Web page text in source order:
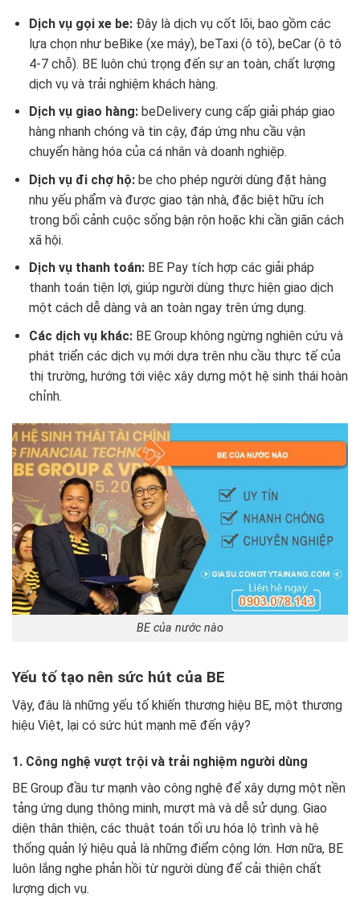
Dịch vụ gọi xe be:Đây là dịch vụ cốt lõi, bao gồm các
lựa chọn như beBike (xe máy), beTaxi (ô tô), beCar (ô tô
4-7 chỗ). BE luôn chú trọng đến sự an toàn, chất lượng
dịch vụ và trải nghiệm khách hàng.
Dịch vụ giao hàng:beDelivery cung cấp giải pháp giao
hàng nhanh chóng và tin cậy, đáp ứng nhu cầu vận
chuyển hàng hóa của cá nhân và doanh nghiệp.
Dịch vụ đi chợ hộ:be cho phép người dùng đặt hàng
nhu yếu phẩm và được giao tận nhà, đặc biệt hữu ích
trong bối cảnh cuộc sống bận rộn hoặc khi cần giãn cách
xã hội.
Dịch vụ thanh toán:BE Pay tích hợp các giải pháp
thanh toán tiện lợi, giúp người dùng thực hiện giao dịch
một cách dễ dàng và an toàn ngay trên ứng dụng.
Các dịch vụ khác:BE Group không ngừng nghiên cứu và
phát triển các dịch vụ mới dựa trên nhu cầu thực tế của
thị trường, hướng tới việc xây dựng một hệ sinh thái hoàn
chỉnh.
BE của nước nào
Yếu tố tạo nên sức hút của BE
Vậy, đâu là những yếu tố khiến thương hiệu BE, một thương
hiệu Việt, lại có sức hút mạnh mẽ đến vậy?
1. Công nghệ vượt trội và trải nghiệm người dùng
BE Group đầu tư mạnh vào công nghệ để xây dựng một nền
tảng ứng dụng thông minh, mượt mà và dễ sử dụng. Giao
diện thân thiện, các thuật toán tối ưu hóa lộ trình và hệ
thống quản lý hiệu quả là những điểm cộng lớn. Hơn nữa, BE
luôn lắng nghe phản hồi từ người dùng để cải thiện chất
lượng dịch vụ.